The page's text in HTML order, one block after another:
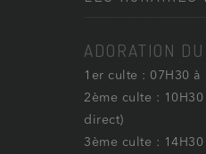
ADORATION
1er culte : 07H30 à
2ème culte : 10H30
direct)
3ème culte : 14H30